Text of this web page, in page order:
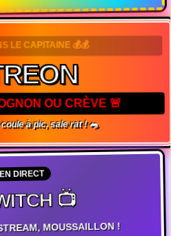
LE CAPITAINE 💰💰
OU CRÈVE 🚨
à pic, sale rat ! 🐀
EN DIRECT
📺
MOUSSAILLON !